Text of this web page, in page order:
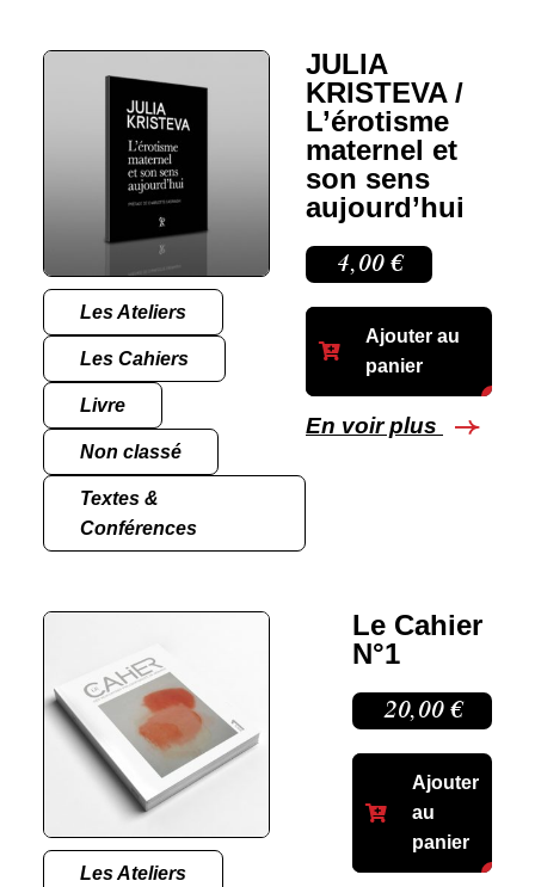
Les Ateliers
Les Cahiers
Livre
Non classé
Textes &
Conférences
JULIA
KRISTEVA /
L’érotisme
maternel et
son sens
aujourd’hui
4,00 €
Ajouter au
panier
En voir plus
Les Ateliers
Le Cahier
N°1
20,00 €
Ajouter
au
panier